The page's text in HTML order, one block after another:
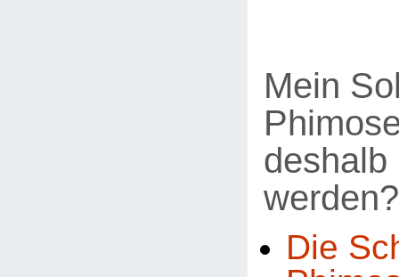
Mein
deshalb
werden?
Die